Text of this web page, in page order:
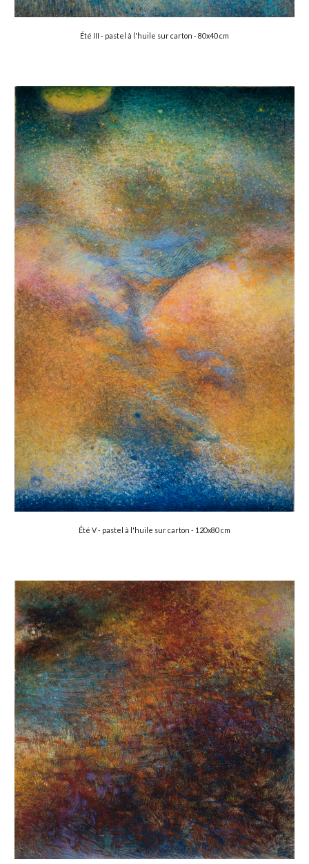
Été III - pastel à l'huile sur carton - 80x40 cm
Été V - pastel à l'huile sur carton - 120x80 cm